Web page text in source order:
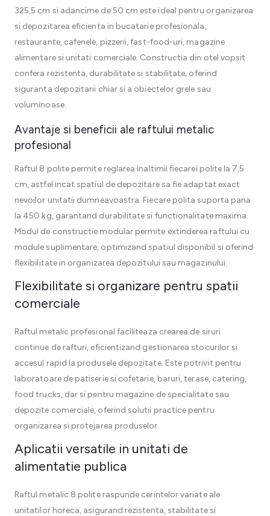
325,5 cm si adancime de 50 cm este ideal pentru organizarea
si depozitarea eficienta in bucatarie profesionala,
restaurante, cafenele, pizzerii, fast-food-uri, magazine
alimentare si unitati comerciale. Constructia din otel vopsit
confera rezistenta, durabilitate si stabilitate, oferind
siguranta depozitarii chiar si a obiectelor grele sau
voluminoase.
Avantaje si beneficii ale raftului metalic
profesional
Raftul 8 polite permite reglarea inaltimii fiecarei polite la 7,5
cm, astfel incat spatiul de depozitare sa fie adaptat exact
nevoilor unitatii dumneavoastra. Fiecare polita suporta pana
la 450 kg, garantand durabilitate si functionalitate maxima.
Modul de constructie modular permite extinderea raftului cu
module suplimentare, optimizand spatiul disponibil si oferind
flexibilitate in organizarea depozitului sau magazinului.
Flexibilitate si organizare pentru spatii
comerciale
Raftul metalic profesional faciliteaza crearea de siruri
continue de rafturi, eficientizand gestionarea stocurilor si
accesul rapid la produsele depozitate. Este potrivit pentru
laboratoare de patiserie si cofetarie, baruri, terase, catering,
food trucks, dar si pentru magazine de specialitate sau
depozite comerciale, oferind solutii practice pentru
organizarea si protejarea produselor.
Aplicatii versatile in unitati de
alimentatie publica
Raftul metalic 8 polite raspunde cerintelor variate ale
unitatilor horeca, asigurand rezistenta, stabilitate si